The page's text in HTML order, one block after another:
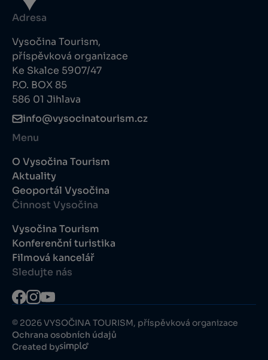
Adresa
Vysočina Tourism,
příspěvková organizace
Ke Skalce 5907/47
P.O. BOX 85
586 01 Jihlava
info@vysocinatourism.cz
Menu
O Vysočina Tourism
Aktuality
Geoportál Vysočina
Činnost Vysočina
Vysočina Tourism
Konferenční turistika
Filmová kancelář
Sledujte nás
© 2026 VYSOČINA TOURISM, příspěvková organizace
Ochrana osobních údajů
Created by